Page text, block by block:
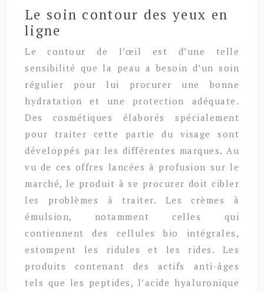
Le soin contour des yeux en
ligne
Le contour de l’œil est d’une telle
sensibilité que la peau a besoin d’un soin
régulier pour lui procurer une bonne
hydratation et une protection adéquate.
Des cosmétiques élaborés spécialement
pour traiter cette partie du visage sont
développés par les différentes marques. Au
vu de ces offres lancées à profusion sur le
marché, le produit à se procurer doit cibler
les problèmes à traiter. Les crèmes à
émulsion, notamment celles qui
contiennent des cellules bio intégrales,
estompent les ridules et les rides. Les
produits contenant des actifs anti-âges
tels que les peptides, l’acide hyaluronique